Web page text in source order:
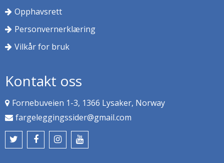
Opphavsrett
Personvernerklæring
Vilkår for bruk
Kontakt oss
Fornebuveien 1-3, 1366 Lysaker, Norway
fargeleggingssider@gmail.com